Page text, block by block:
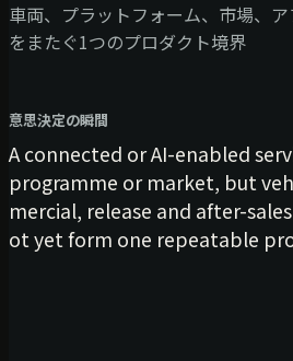
車両、プラットフォーム、市場、
をまたぐ1つのプロダクト境界
意思決定の瞬間
A connected or AI-enabled
programme or market, but
mercial, release and after-
ot yet form one repeatable